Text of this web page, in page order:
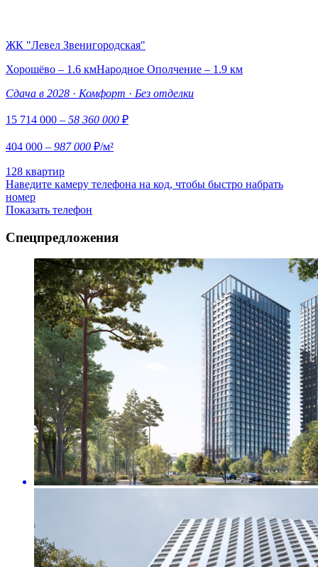
ЖК "Левел Звенигородская"
Хорошёво – 1.6 кмНародное Ополчение – 1.9 км
Сдача в 2028 · Комфорт · Без отделки
15 714 000 – 58 360 000 ₽
404 000 – 987 000 ₽/м²
128 квартир
Наведите камеру телефона на код, чтобы быстро набрать
номер
Показать телефон
Спецпредложения